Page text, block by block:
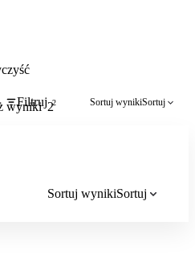
wyniki 2
Filtruj 2 Sortuj wynikiSortuj
Sortuj wynikiSortuj